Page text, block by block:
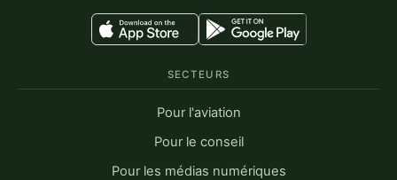
SECTEURS
Pour l'aviation
Pour le conseil
Pour les médias numériques